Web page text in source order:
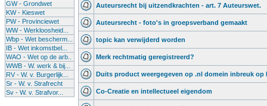
GW - Grondwet
KW - Kieswet
PW - Provinciewet
WW - Werkloosheid...
Wbp - Wet bescherm...
IB - Wet inkomstbel...
WAO - Wet op de arb..
WWB - W. werk & bij...
RV - W. v. Burgerlijk...
Sr - W. v. Strafrecht
Sv - W. v. Strafvor...
Auteursrecht bij uitzendkrachten - art. 7 Auteurswet.
Auteursrecht - foto's in groepsverband gemaakt
topic kan verwijderd worden
Merk rechtmatig geregistreerd?
Duits product weergegeven op .nl domein inbreuk op
Co-Creatie en intellectueel eigendom